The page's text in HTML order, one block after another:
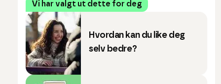
Vi har valgt ut dette for deg
Hvordan kan du like deg
selv bedre?